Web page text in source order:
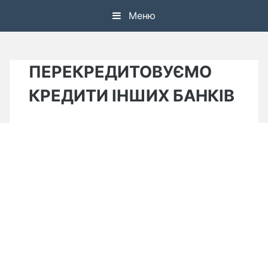
Меню
ПЕРЕКРЕДИТОВУЄМО
КРЕДИТИ ІНШИХ БАНКІВ